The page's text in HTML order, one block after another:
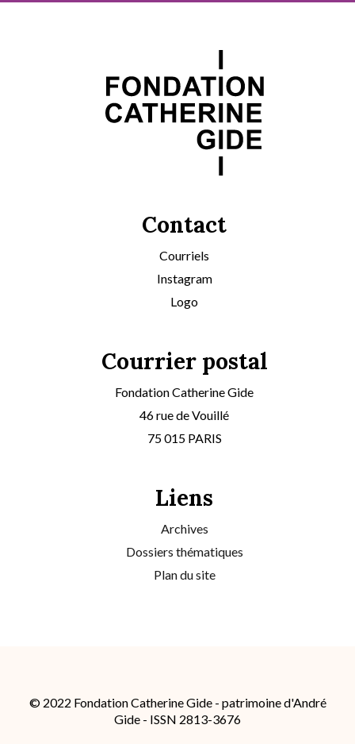
Contact
Courriels
Instagram
Logo
Courrier postal
Fondation Catherine Gide
46 rue de Vouillé
75 015 PARIS
Liens
Archives
Dossiers thématiques
Plan du site
© 2022 Fondation Catherine Gide - patrimoine d'André
Gide - ISSN 2813-3676